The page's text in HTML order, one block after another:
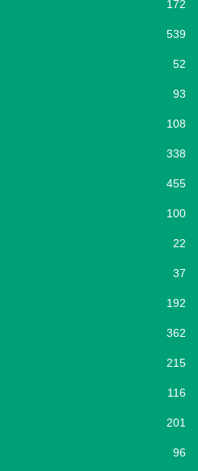
172
539
52
93
108
338
455
100
22
37
192
362
215
116
201
96